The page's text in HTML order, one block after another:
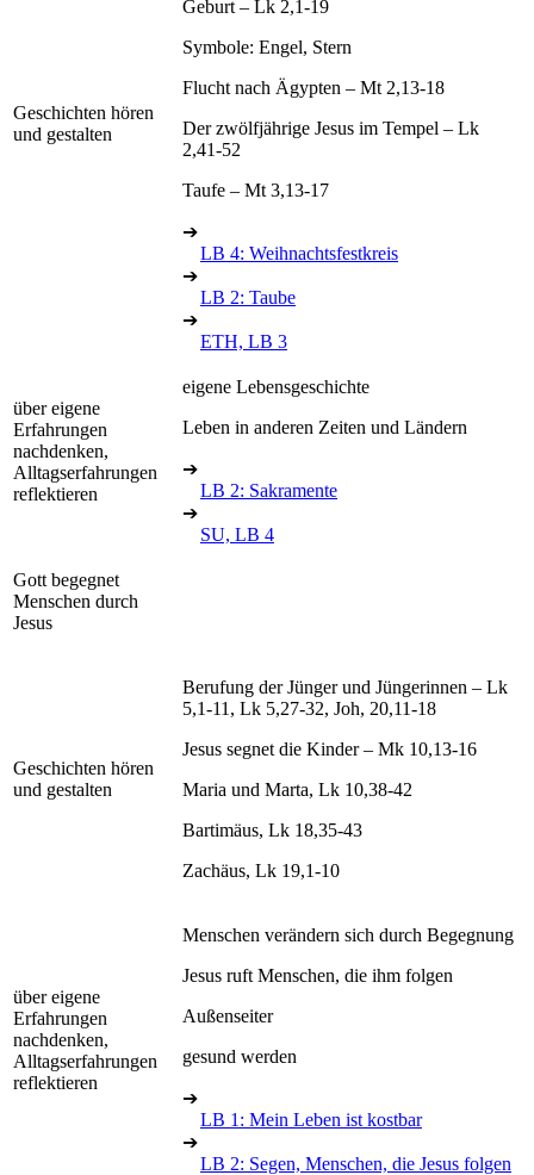
Geschichten hören
und gestalten
Geburt – Lk 2,1-19
Symbole: Engel, Stern
Flucht nach Ägypten – Mt 2,13-18
Der zwölfjährige Jesus im Tempel – Lk
2,41-52
Taufe – Mt 3,13-17
➔
LB 4: Weihnachtsfestkreis
➔
LB 2: Taube
➔
ETH, LB 3
über eigene
Erfahrungen
nachdenken,
Alltagserfahrungen
reflektieren
eigene Lebensgeschichte
Leben in anderen Zeiten und Ländern
➔
LB 2: Sakramente
➔
SU, LB 4
Gott begegnet
Menschen durch
Jesus
Geschichten hören
und gestalten
Berufung der Jünger und Jüngerinnen – Lk
5,1-11, Lk 5,27-32, Joh, 20,11-18
Jesus segnet die Kinder – Mk 10,13-16
Maria und Marta, Lk 10,38-42
Bartimäus, Lk 18,35-43
Zachäus, Lk 19,1-10
über eigene
Erfahrungen
nachdenken,
Alltagserfahrungen
reflektieren
Menschen verändern sich durch Begegnung
Jesus ruft Menschen, die ihm folgen
Außenseiter
gesund werden
➔
LB 1: Mein Leben ist kostbar
➔
LB 2: Segen, Menschen, die Jesus folgen